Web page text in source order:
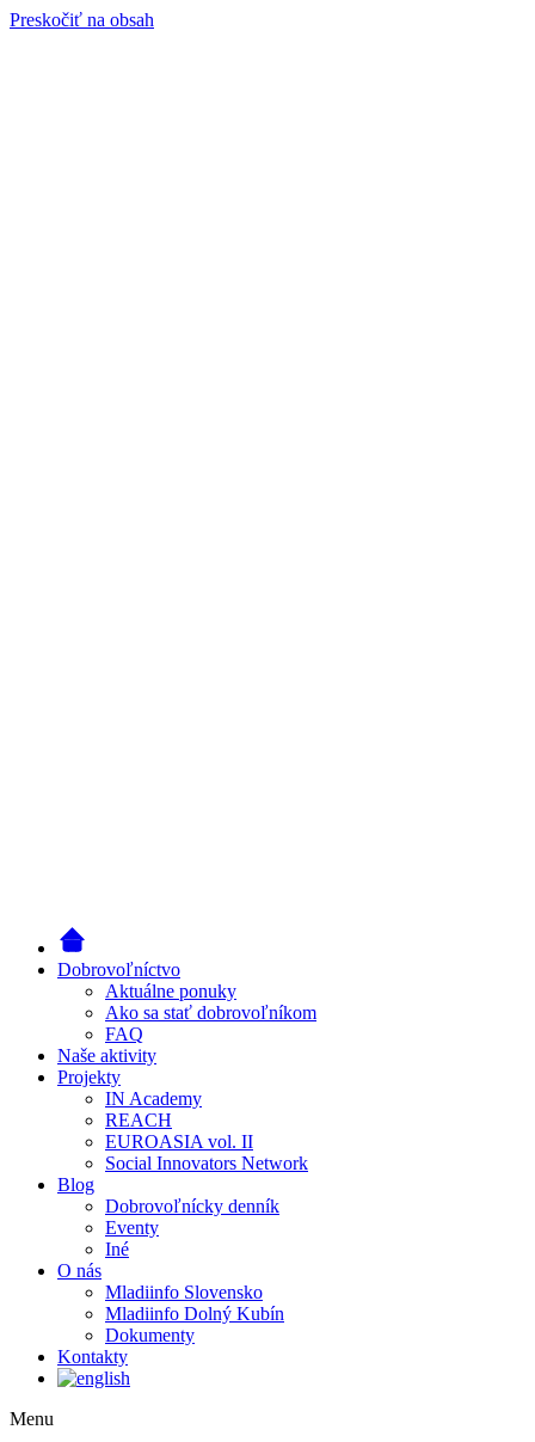
Preskočiť na obsah
Dobrovoľníctvo
Aktuálne ponuky
Ako sa stať dobrovoľníkom
FAQ
Naše aktivity
Projekty
IN Academy
REACH
EUROASIA vol. II
Social Innovators Network
Blog
Dobrovoľnícky denník
Eventy
Iné
O nás
Mladiinfo Slovensko
Mladiinfo Dolný Kubín
Dokumenty
Kontakty
Menu